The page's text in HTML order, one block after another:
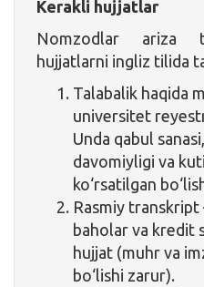
Kerakli hujjatlar
Nomzodlar ariza
hujjatlarni ingliz tilida
Talabalik haqida
universitet
Unda qabul
davomiyligi va
ko‘rsatilgan
Rasmiy transkript
baholar va kredit
hujjat (muhr va
bo‘lishi zarur).